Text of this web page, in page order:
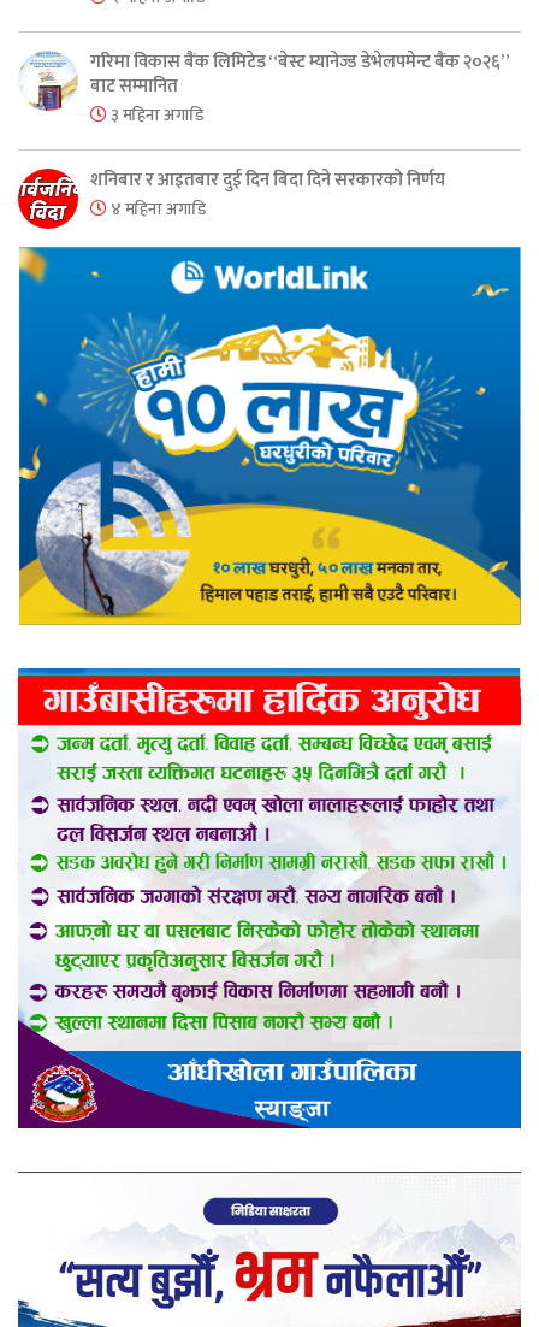
गरिमा विकास बैंक लिमिटेड “बेस्ट म्यानेज्ड डेभेलपमेन्ट बैंक २०२६”
बाट सम्मानित
३ महिना अगाडि
शनिबार र आइतबार दुई दिन बिदा दिने सरकारको निर्णय
४ महिना अगाडि